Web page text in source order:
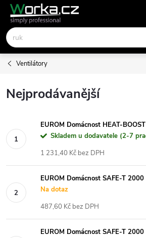
Přejít
obsah
Ventilátory
Nejprodávanější
EUROM Domácnost HEAT-
Skladem u dodavatele (2-7
1 231,40 Kč bez DPH
EUROM Domácnost SAFE-T
Na dotaz
487,60 Kč bez DPH
EUROM Domácnost SAFE-T